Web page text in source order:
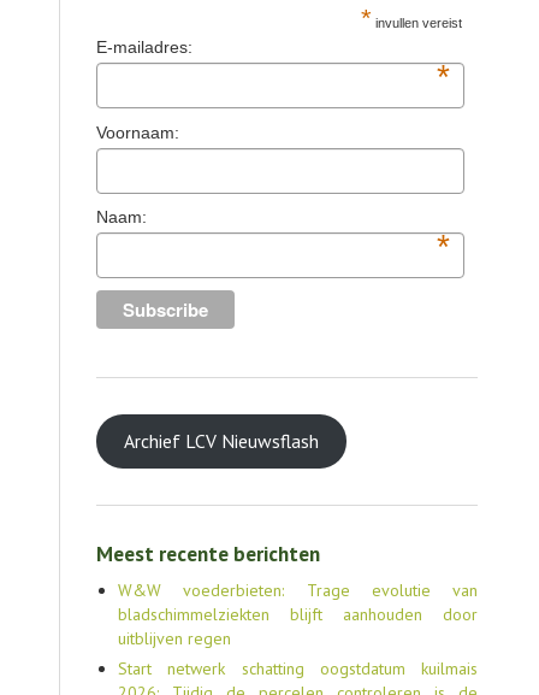
* invullen vereist
E-mailadres:
*
Voornaam:
Naam:
*
Archief LCV Nieuwsflash
Meest recente berichten
W&W voederbieten: Trage evolutie van
bladschimmelziekten blijft aanhouden door
uitblijven regen
Start netwerk schatting oogstdatum kuilmais